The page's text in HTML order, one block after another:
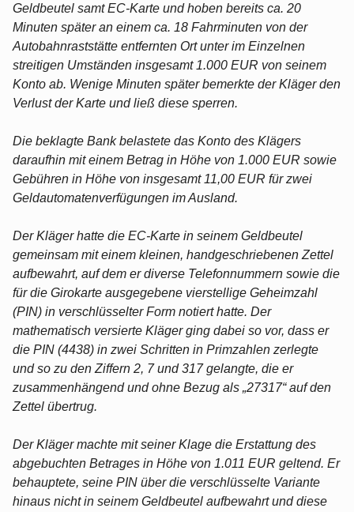
Geldbeutel samt EC-Karte und hoben bereits ca. 20
Minuten später an einem ca. 18 Fahrminuten von der
Autobahnraststätte entfernten Ort unter im Einzelnen
streitigen Umständen insgesamt 1.000 EUR von seinem
Konto ab. Wenige Minuten später bemerkte der Kläger den
Verlust der Karte und ließ diese sperren.
Die beklagte Bank belastete das Konto des Klägers
daraufhin mit einem Betrag in Höhe von 1.000 EUR sowie
Gebühren in Höhe von insgesamt 11,00 EUR für zwei
Geldautomatenverfügungen im Ausland.
Der Kläger hatte die EC-Karte in seinem Geldbeutel
gemeinsam mit einem kleinen, handgeschriebenen Zettel
aufbewahrt, auf dem er diverse Telefonnummern sowie die
für die Girokarte ausgegebene vierstellige Geheimzahl
(PIN) in verschlüsselter Form notiert hatte. Der
mathematisch versierte Kläger ging dabei so vor, dass er
die PIN (4438) in zwei Schritten in Primzahlen zerlegte
und so zu den Ziffern 2, 7 und 317 gelangte, die er
zusammenhängend und ohne Bezug als „27317“ auf den
Zettel übertrug.
Der Kläger machte mit seiner Klage die Erstattung des
abgebuchten Betrages in Höhe von 1.011 EUR geltend. Er
behauptete, seine PIN über die verschlüsselte Variante
hinaus nicht in seinem Geldbeutel aufbewahrt und diese